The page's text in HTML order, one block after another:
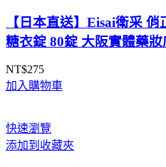
【日本直送】Eisai衛采
糖衣錠 80錠 大阪實體藥妝
NT$275
加入購物車
快速瀏覽
添加到收藏夾